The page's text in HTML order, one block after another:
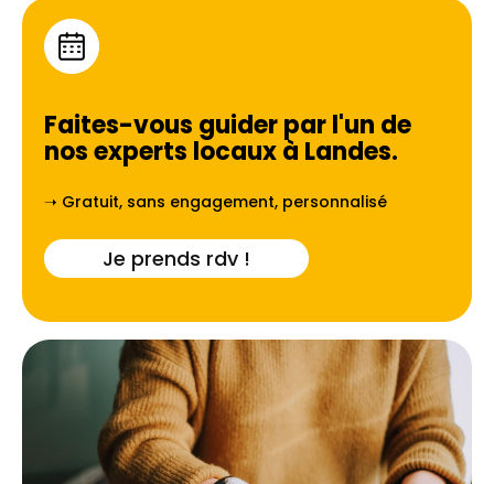
Faites-vous guider par l'un de
nos experts locaux à Landes.
➝ Gratuit, sans engagement, personnalisé
Je prends rdv !